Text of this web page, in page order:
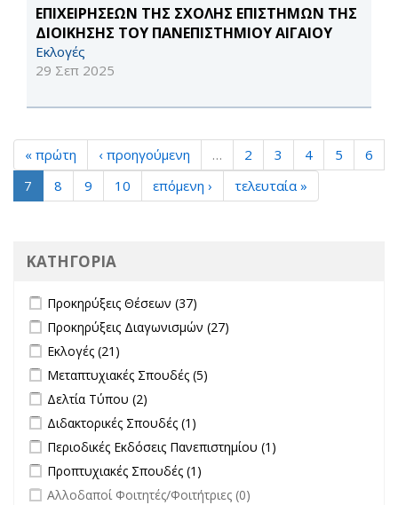
ΕΠΙΧΕΙΡΗΣΕΩΝ ΤΗΣ ΣΧΟΛΗΣ ΕΠΙΣΤΗΜΩΝ ΤΗΣ
ΔΙΟΙΚΗΣΗΣ ΤΟΥ ΠΑΝΕΠΙΣΤΗΜΙΟΥ ΑΙΓΑΙΟΥ
Εκλογές
29 Σεπ 2025
« πρώτη ‹ προηγούμενη … 2 3 4 5
6
7
8 9 10 επόμενη › τελευταία »
ΚΑΤΗΓΟΡΙΑ
Apply Προκηρύξεις Θέσεων filter
Προκηρύξεις Θέσεων (37)
Apply Προκηρύξεις Διαγωνισμών filter
Προκηρύξεις Διαγωνισμών (27)
Apply Εκλογές filter
Εκλογές (21)
Apply Μεταπτυχιακές Σπουδές filter
Μεταπτυχιακές Σπουδές (5)
Apply Δελτία Τύπου filter
Δελτία Τύπου (2)
Apply Διδακτορικές Σπουδές filter
Διδακτορικές Σπουδές (1)
Apply Περιοδικές Εκδόσεις Πανεπιστημίου filter
Περιοδικές Εκδόσεις Πανεπιστημίου (1)
Apply Προπτυχιακές Σπουδές filter
Προπτυχιακές Σπουδές (1)
undefined
Αλλοδαποί Φοιτητές/Φοιτήτριες (0)